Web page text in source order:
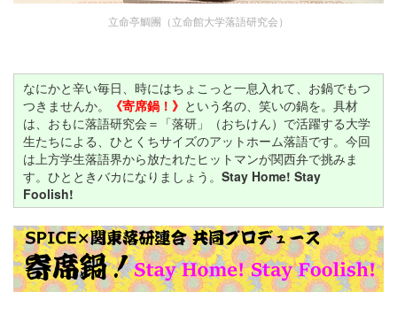
立命亭鯛團（立命館大学落語研究会）
なにかと辛い毎日、時にはちょこっと一息入れて、お鍋でもつ
つきませんか。
《寄席鍋！》 という名の、笑いの鍋を。具材
は、おもに落語研究会＝「落研」（おちけん）で活躍する大学
生たちによる、ひとくちサイズのアットホーム落語です。今回
は上方学生落語界から放たれたヒットマンが関西弁で挑みま
す。ひとときバカになりましょう。 Stay Home! Stay
Foolish!